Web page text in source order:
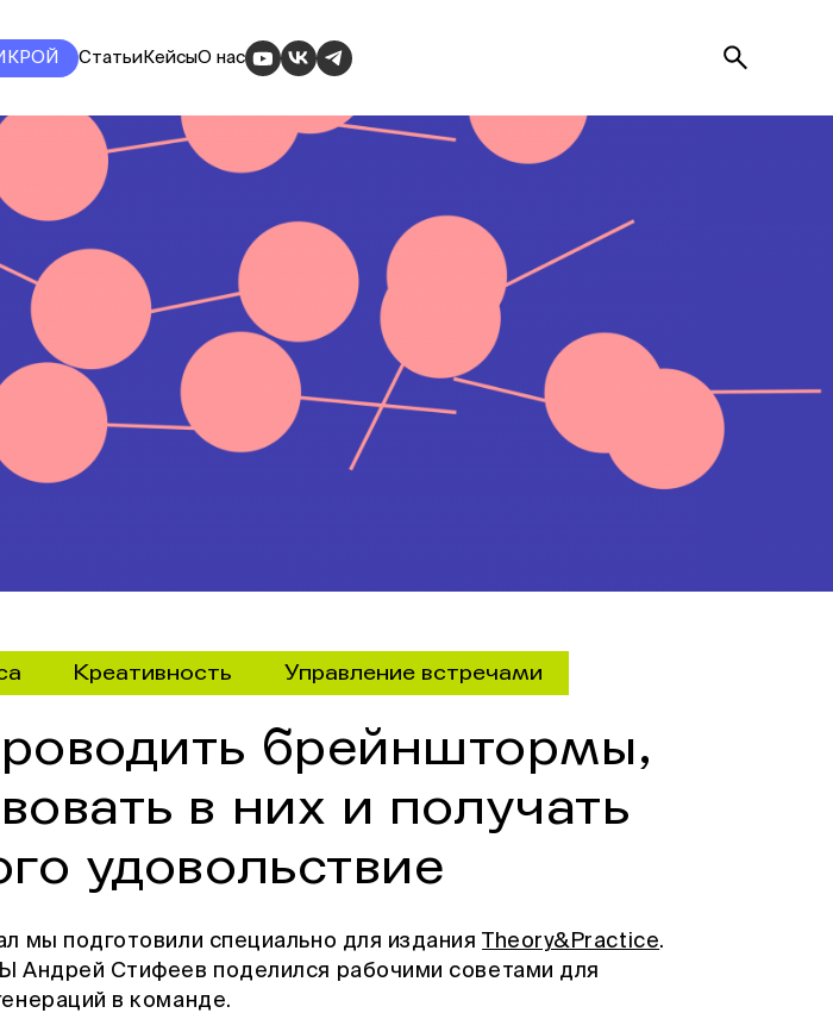
СтатьиКейсыО нас
Креативность Управление встречами
брейнштормы,
в них и получать
удовольствие
мы подготовили специально для изданияTheory&Practice.
Андрей Стифеев поделился рабочими советами для
в команде.